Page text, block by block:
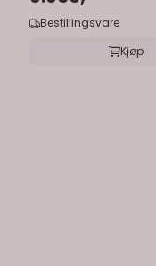
Bestillingsvare
Kjøp